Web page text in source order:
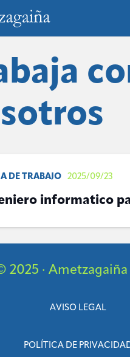
DE TRABAJO 2025/09/23
informatico
2025 · Ametzagaiña
AVISO LEGAL
POLÍTICA DE